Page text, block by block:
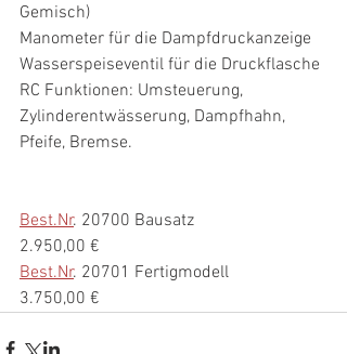
Gemisch)
Manometer für die Dampfdruckanzeige
Wasserspeiseventil für die Druckflasche
RC Funktionen: Umsteuerung,
Zylinderentwässerung, Dampfhahn,
Pfeife, Bremse.
Best.Nr. 20700 Bausatz
2.950,00 €
Best.Nr. 20701 Fertigmodell
3.750,00 €